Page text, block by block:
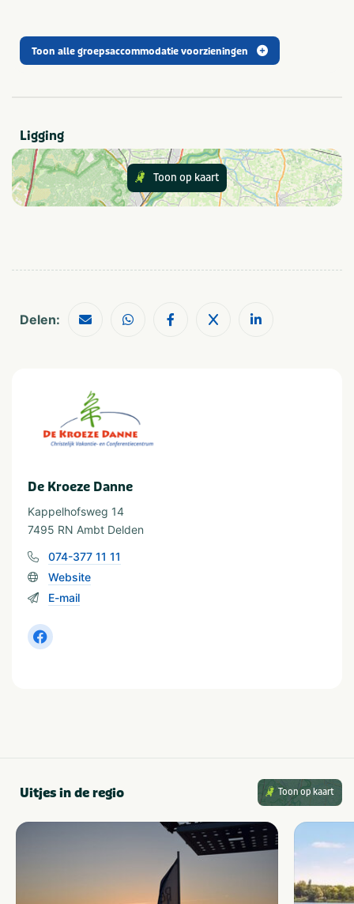
Provincie(s) en streek
Rust & natuur
Aanbevolen voor
Toon alle groepsaccommodatie voorzieningen
Ligging
Toon op kaart
Delen:
De Kroeze Danne
Kappelhofsweg 14
7495 RN Ambt Delden
074-377 11 11
Website
E-mail
Uitjes in de regio Toon op kaart